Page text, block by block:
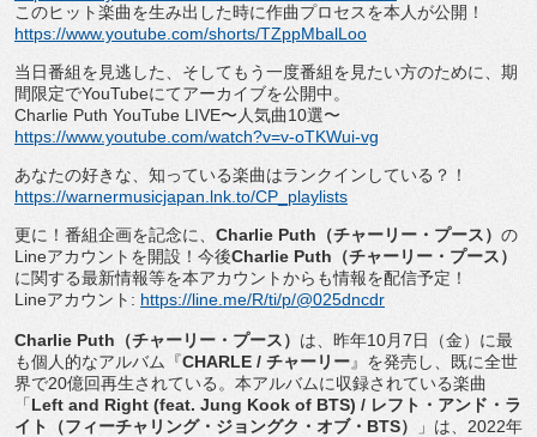
このヒット楽曲を生み出した時に作曲プロセスを本人が公開！
https://www.youtube.com/shorts/TZppMbalLoo
当日番組を見逃した、そしてもう一度番組を見たい方のために、 期
間限定でYouTubeにてアーカイブを公開中。
Charlie Puth YouTube LIVE〜人気曲10選〜
https://www.youtube.com/watch?v=v-oTKWui-vg
あなたの好きな、知っている楽曲はランクインしている？！
https://warnermusicjapan.lnk. to/CP_playlists
更に！番組企画を記念に、 Charlie Puth （チャーリー・プース） の
Lineアカウントを開設！ 今後Charlie Puth （チャーリー・プース）
に関する最新情報等を本アカウン トからも情報を配信予定！
Lineアカウント : https://line.me/R/ti/p/@025dncdr
Charlie Puth （チャーリー・プース） は、昨年10月7日（金） に最
も個人的なアルバム『CHARLE / チャーリー』を発売し、既に全世
界で20億回再生されている 。本アルバムに収録されている楽曲
「Left and Right (feat. Jung Kook of BTS) / レフト・アンド・ラ
イト（フィーチャリング・ジョングク・ オブ・ BTS） 」は、 2022年